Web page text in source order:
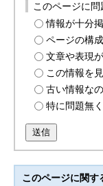
このページに
情報が十分
ページの構
文章や表現
この情報を
古い情報な
特に問題無
送信
このページに関す